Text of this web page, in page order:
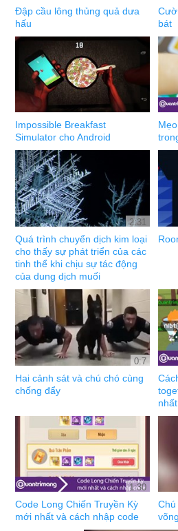
Đập cầu lông thủng quả dưa
hấu
bát
Impossible Breakfast
Simulator cho Android
2:31
Quá trình chuyển dịch kim loại
cho thấy sự phát triển của các
tinh thể khi chịu sự tác động
của dung dịch muối
0:7
Hai cảnh sát và chú chó cùng
chống đẩy
nhất
1:30
Code Long Chiến Truyền Kỳ
mới nhất và cách nhập code